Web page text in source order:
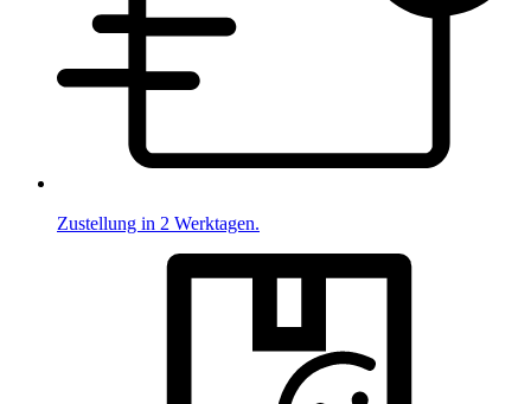
Zustellung in 2 Werktagen.